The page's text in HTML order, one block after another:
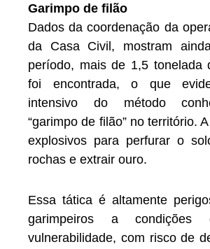
Garimpo de filão
Dados da coordenação da
da Casa Civil, mostram
período, mais de 1,5 tonelada
foi encontrada, o que
intensivo do método
“garimpo de filão” no território.
explosivos para perfurar o
rochas e extrair ouro.
Essa tática é altamente
garimpeiros a condições
vulnerabilidade, com risco de